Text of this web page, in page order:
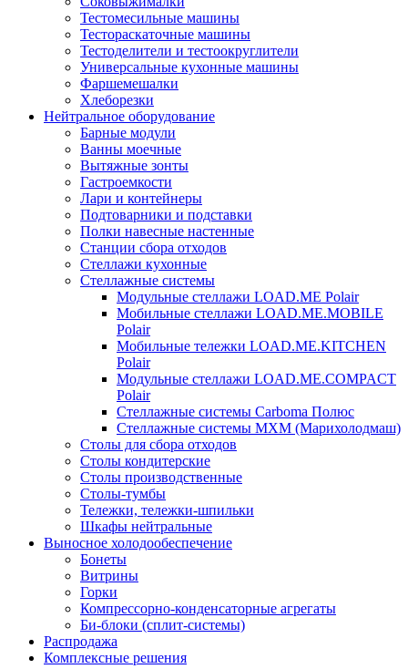
Тестомесильные машины
Тестораскаточные машины
Тестоделители и тестоокруглители
Универсальные кухонные машины
Фаршемешалки
Хлеборезки
Нейтральное оборудование
Барные модули
Ванны моечные
Вытяжные зонты
Гастроемкости
Лари и контейнеры
Подтоварники и подставки
Полки навесные настенные
Станции сбора отходов
Стеллажи кухонные
Стеллажные системы
Модульные стеллажи LOAD.ME Polair
Мобильные стеллажи LOAD.ME.MOBILE
Polair
Мобильные тележки LOAD.ME.KITCHEN
Polair
Модульные стеллажи LOAD.ME.COMPACT
Polair
Стеллажные системы Carboma Полюс
Стеллажные системы МХМ (Марихолодмаш)
Столы для сбора отходов
Столы кондитерские
Столы производственные
Столы-тумбы
Тележки, тележки-шпильки
Шкафы нейтральные
Выносное холодообеспечение
Бонеты
Витрины
Горки
Компрессорно-конденсаторные агрегаты
Би-блоки (сплит-системы)
Распродажа
Комплексные решения